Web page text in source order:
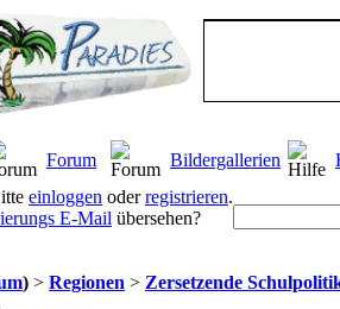
Forum Bildergallerien
einloggen oderregistrieren.
E-Mail übersehen?
) > Regionen > Zersetzende